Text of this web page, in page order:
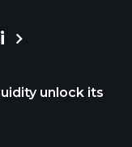
-0.00 over the
over the
be found at
unlock its